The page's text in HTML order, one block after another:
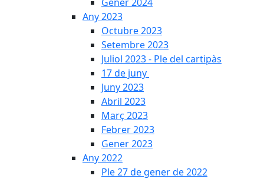
Any 2023
Octubre 2023
Setembre 2023
Juliol 2023 - Ple del cartipàs
17 de juny
Juny 2023
Abril 2023
Març 2023
Febrer 2023
Gener 2023
Any 2022
Ple 27 de gener de 2022